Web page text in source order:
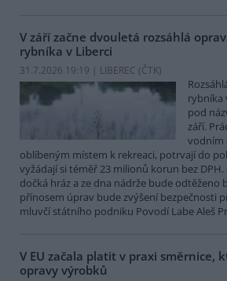
V září začne dvouletá rozsáhlá
rybníka v Liberci
31.7.2026 19:19 | LIBEREC (ČTK)
rybníka
pod
září.
vodním
oblíbeným místem k rekreaci, potrvají do
vyžádají si téměř 23 milionů korun bez
dočká hráz a ze dna nádrže bude odtěženo
přínosem úprav bude zvýšení bezpečnosti
mluvčí státního podniku Povodí Labe Aleš
V EU začala platit v praxi směrnice,
opravy výrobků